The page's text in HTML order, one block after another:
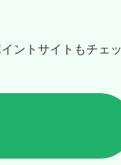
ントサイトもチェッ